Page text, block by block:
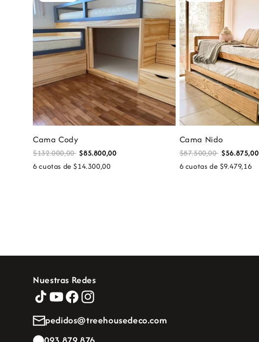
Cama Cody
$132.000,00 $85.800,00
6 cuotas de $14.300,00
Cama Nido
$87.500,00 $56.875,00
6 cuotas de $9.479,16
Nuestras Redes
pedidos@treehousedeco.com